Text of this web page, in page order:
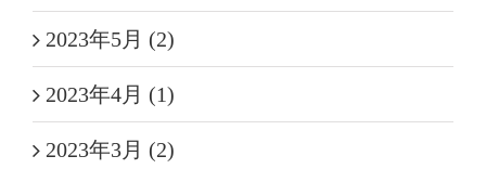
2023年5月 (2)
2023年4月 (1)
2023年3月 (2)